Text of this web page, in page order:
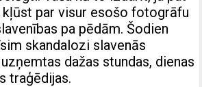
par visur esošo fotogrāfu
pa pēdām. Šodien
skandalozi slavenās
dažas stundas, dienas
traģēdijas.